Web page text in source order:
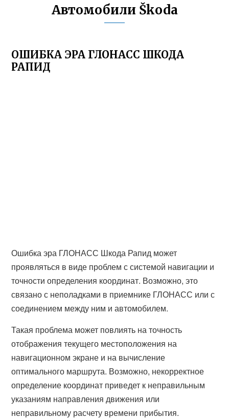
Автомобили Škoda
ОШИБКА ЭРА ГЛОНАСС ШКОДА
РАПИД
Ошибка эра ГЛОНАСС Шкода Рапид может
проявляться в виде проблем с системой навигации и
точности определения координат. Возможно, это
связано с неполадками в приемнике ГЛОНАСС или с
соединением между ним и автомобилем.
Такая проблема может повлиять на точность
отображения текущего местоположения на
навигационном экране и на вычисление
оптимального маршрута. Возможно, некорректное
определение координат приведет к неправильным
указаниям направления движения или
неправильному расчету времени прибытия.